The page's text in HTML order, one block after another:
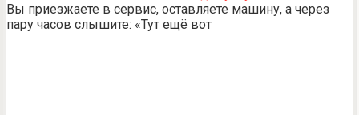
Вы приезжаете в сервис, оставляете машину, а через
пару часов слышите: «Тут ещё вот